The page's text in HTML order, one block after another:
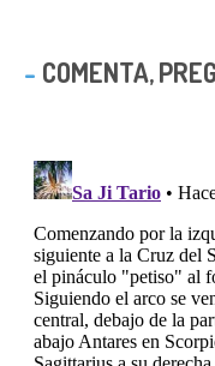
COMENTA,